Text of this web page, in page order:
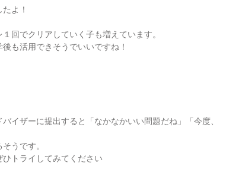
よ！
回でクリアしていく子も増えています。
も活用できそうでいいですね！
イザーに提出すると「なかなかいい問題だね」「今度、
うです。
トライしてみてください